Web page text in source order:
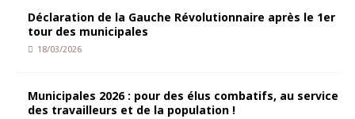
Déclaration de la Gauche Révolutionnaire après le 1er
tour des municipales
18/03/2026
Municipales 2026 : pour des élus combatifs, au service
des travailleurs et de la population !